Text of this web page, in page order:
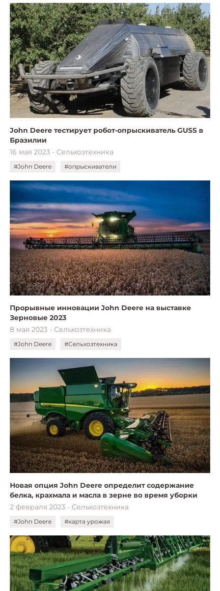
John Deere тестирует робот-опрыскиватель GUSS в
Бразилии
16 мая 2023 - Сельхозтехника
#John Deere #опрыскиватели
Прорывные инновации John Deere на выставке
Зерновые 2023
8 мая 2023 - Сельхозтехника
#John Deere #Сельхозтехника
Новая опция John Deere определит содержание
белка, крахмала и масла в зерне во время уборки
2 февраля 2023 - Сельхозтехника
#John Deere #карта урожая